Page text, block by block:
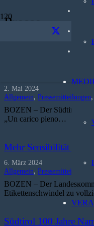
Presse
2. Mai 2024
Allgemein, Pressemitteilungen,
BOZEN – Der Südtiroler
„Un carico pieno…
Mehr Sensibilität für
6. März 2024
Allgemein, Pressemitteilungen
BOZEN – Der
Etikettenschwindel zu
Südtirol 100 Jahre